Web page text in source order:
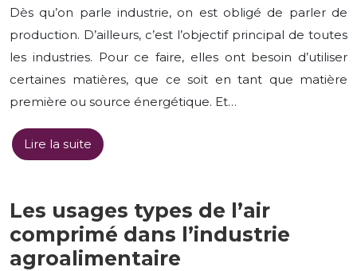
Dès qu’on parle industrie, on est obligé de parler de
production. D’ailleurs, c’est l’objectif principal de toutes
les industries. Pour ce faire, elles ont besoin d’utiliser
certaines matières, que ce soit en tant que matière
première ou source énergétique. Et…
Lire la suite
Les usages types de l’air
comprimé dans l’industrie
agroalimentaire